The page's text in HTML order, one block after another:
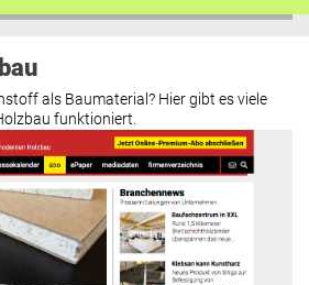
als Baumaterial? Hier gibt es viele
funktioniert.